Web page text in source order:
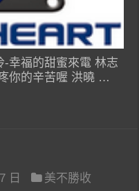
幸福的甜蜜來電 林志
你的辛苦喔 洪曉 …
日
美不勝收